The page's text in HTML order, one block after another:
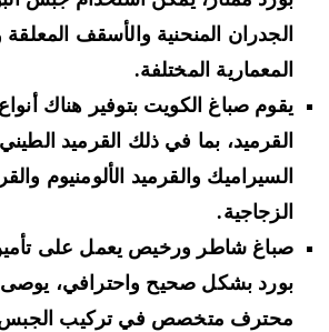
الجدران المنحنية والأسقف المعلقة
المعمارية المختلفة.
يقوم صباغ الكويت بتوفير هناك أنواع
القرميد، بما في ذلك القرميد الطيني
السيراميك والقرميد الألومنيوم
الزجاجية.
صباغ شاطر ورخيص يعمل على تأمين
بورد بشكل صحيح واحترافي، يوصى
محترف متخصص في تركيب الجبس